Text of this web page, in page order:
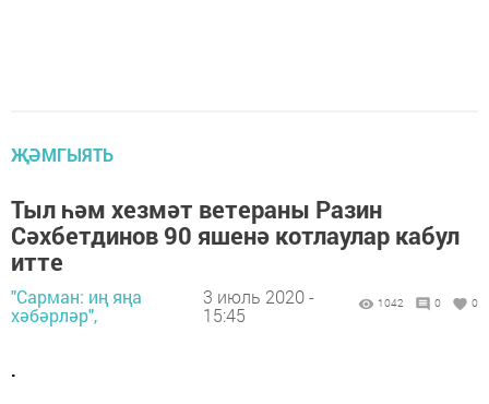
ҖӘМГЫЯТЬ
Тыл һәм хезмәт ветераны Разин
Сәхбетдинов 90 яшенә котлаулар кабул
итте
"Сарман: иң яңа
хәбәрләр",
3 июль 2020 -
15:45
1042 0 0
.